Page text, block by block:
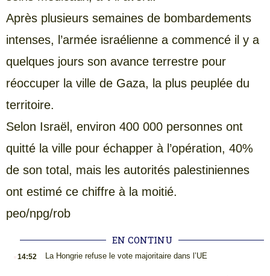
Après plusieurs semaines de bombardements
intenses, l’armée israélienne a commencé il y a
quelques jours son avance terrestre pour
réoccuper la ville de Gaza, la plus peuplée du
territoire.
Selon Israël, environ 400 000 personnes ont
quitté la ville pour échapper à l’opération, 40%
de son total, mais les autorités palestiniennes
ont estimé ce chiffre à la moitié.
peo/npg/rob
EN CONTINU
14:52 La Hongrie refuse le vote majoritaire dans l’UE